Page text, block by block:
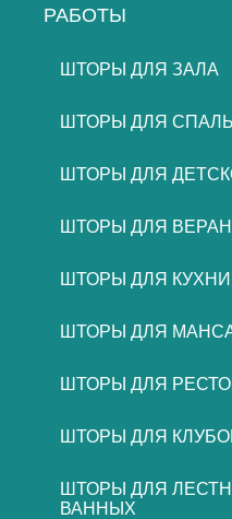
РАБОТЫ
ШТОРЫ ДЛЯ ЗАЛА
ШТОРЫ ДЛЯ
ШТОРЫ ДЛЯ
ШТОРЫ ДЛЯ
ШТОРЫ ДЛЯ КУХНИ
ШТОРЫ ДЛЯ
ШТОРЫ ДЛЯ
ШТОРЫ ДЛЯ
ШТОРЫ ДЛЯ
ВАННЫХ